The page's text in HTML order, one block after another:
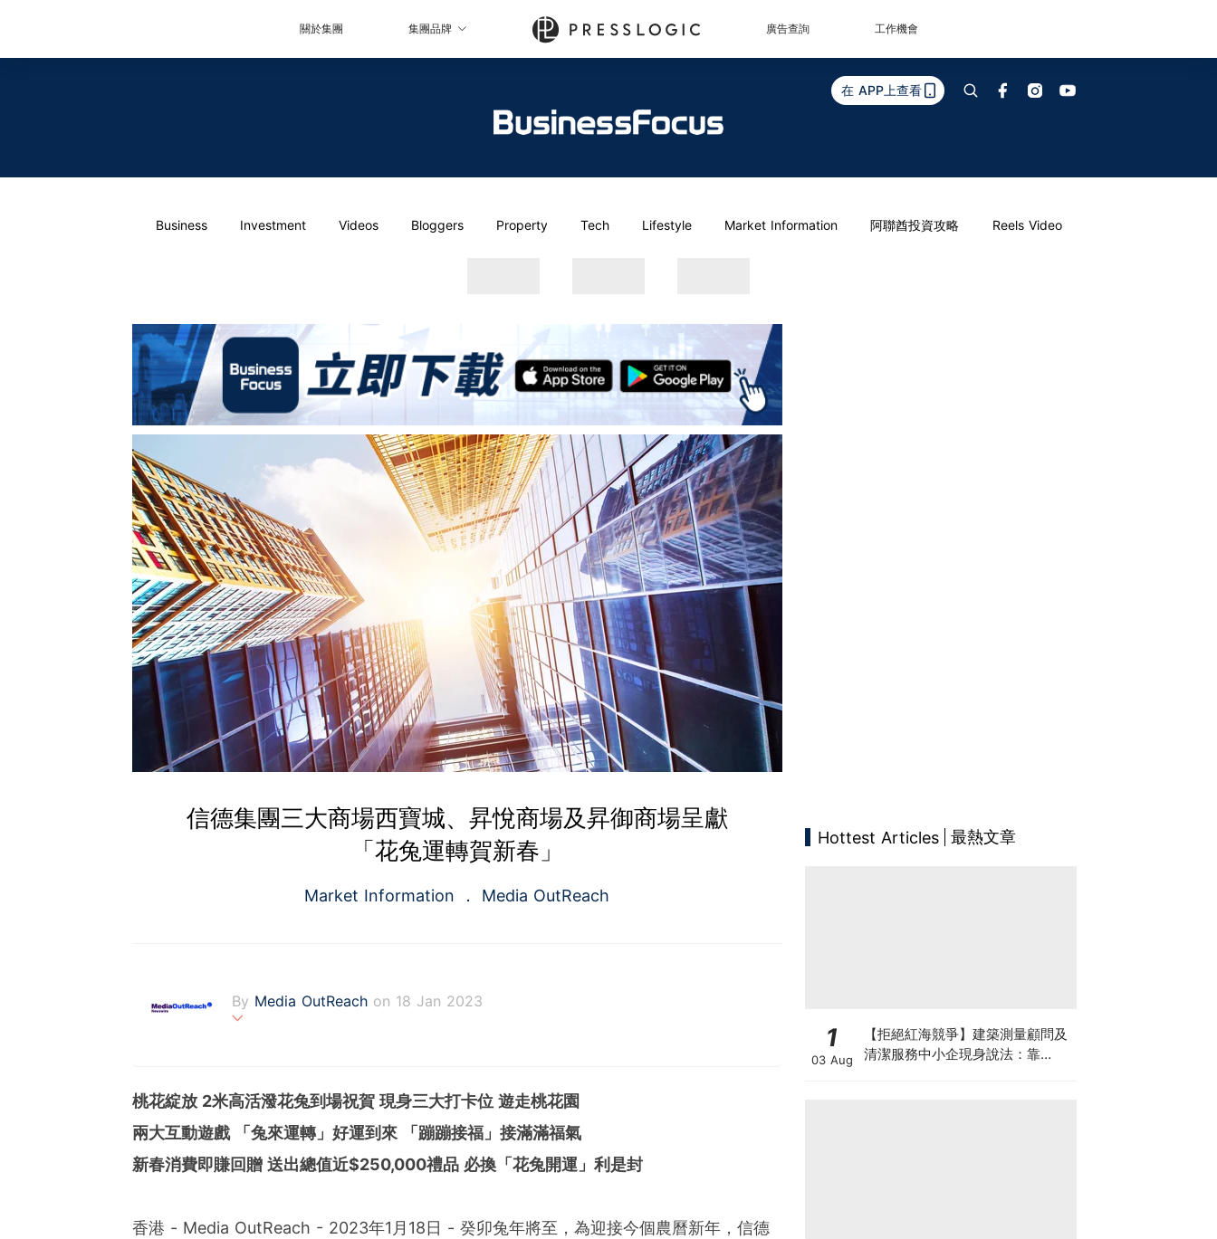
關於集團 集團品牌 廣告查詢 工作機會
在 APP上查看
Business Investment Videos Bloggers Property Tech Lifestyle Market Information 阿聯酋投資攻略 Reels Video
信德集團三大商場西寶城、昇悅商場及昇御商場呈獻
「花兔運轉賀新春」
Market Information Media OutReach
By Media OutReach on 18 Jan 2023
onitoring with analysis service for the public relations and investors relation
s communities. Founded in 2009, the company is headquartered in Hong Ko
ng with office in Singapore.
桃花綻放 2米高活潑花兔到場祝賀 現身三大打卡位 遊走桃花園
兩大互動遊戲 「兔來運轉」好運到來 「蹦蹦接福」接滿滿福氣
新春消費即賺回贈 送出總值近$250,000禮品 必換「花兔開運」利是封
香港 - Media OutReach - 2023年1月18日 - 癸卯兔年將至，為迎接今個農曆新年，信德
Hottest Articles 最熱文章
1
03 Aug
【拒絕紅海競爭】建築測量顧問及
清潔服務中小企現身說法：靠